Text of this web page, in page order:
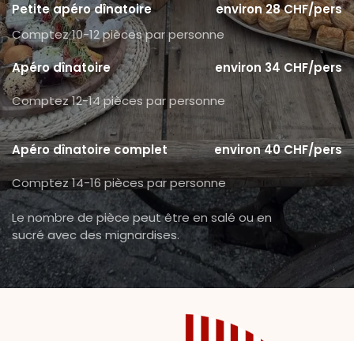
Petite apéro dînatoire
environ 28 CHF/pers
Comptez 10-12 pièces par personne
Apéro dînatoire
environ 34 CHF/pers
Comptez 12-14 pièces par personne
Apéro dînatoire complet
environ 40 CHF/pers
Comptez 14-16 pièces par personne
Le nombre de pièce peut être en salé ou en
sucré avec des mignardises.